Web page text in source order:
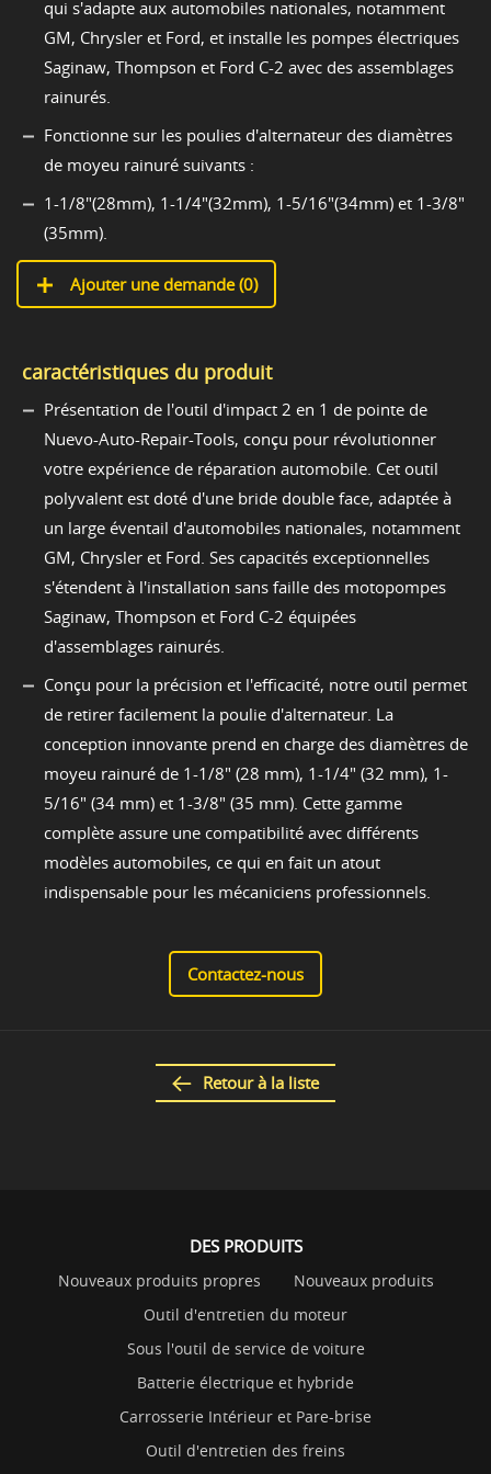
qui s'adapte aux automobiles nationales, notamment
GM, Chrysler et Ford, et installe les pompes électriques
Saginaw, Thompson et Ford C-2 avec des assemblages
rainurés.
Fonctionne sur les poulies d'alternateur des diamètres
de moyeu rainuré suivants :
1-1/8"(28mm), 1-1/4"(32mm), 1-5/16"(34mm) et 1-3/8"
(35mm).
Ajouter une demande (0)
caractéristiques du produit
Présentation de l'outil d'impact 2 en 1 de pointe de
Nuevo-Auto-Repair-Tools, conçu pour révolutionner
votre expérience de réparation automobile. Cet outil
polyvalent est doté d'une bride double face, adaptée à
un large éventail d'automobiles nationales, notamment
GM, Chrysler et Ford. Ses capacités exceptionnelles
s'étendent à l'installation sans faille des motopompes
Saginaw, Thompson et Ford C-2 équipées
d'assemblages rainurés.
Conçu pour la précision et l'efficacité, notre outil permet
de retirer facilement la poulie d'alternateur. La
conception innovante prend en charge des diamètres de
moyeu rainuré de 1-1/8" (28 mm), 1-1/4" (32 mm), 1-
5/16" (34 mm) et 1-3/8" (35 mm). Cette gamme
complète assure une compatibilité avec différents
modèles automobiles, ce qui en fait un atout
indispensable pour les mécaniciens professionnels.
Contactez-nous
Retour à la liste
DES PRODUITS
Nouveaux produits propres
Nouveaux produits
Outil d'entretien du moteur
Sous l'outil de service de voiture
Batterie électrique et hybride
Carrosserie Intérieur et Pare-brise
Outil d'entretien des freins